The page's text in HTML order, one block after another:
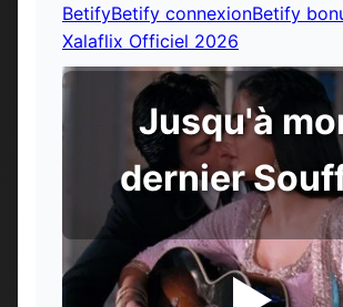
BetifyBetify connexionBetify
Xalaflix Officiel 2026
Jusqu'à
dernier